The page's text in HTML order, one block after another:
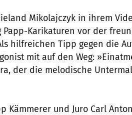
Mikolajczyk in ihrem
Papp-Karikaturen vor der
hilfreichen Tipp gegen die
mit auf den Weg:
der die melodische
Kämmerer und Juro Carl